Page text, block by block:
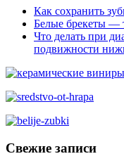
Как сохранить
Белые брекеты —
Что делать при
подвижности
Свежие записи